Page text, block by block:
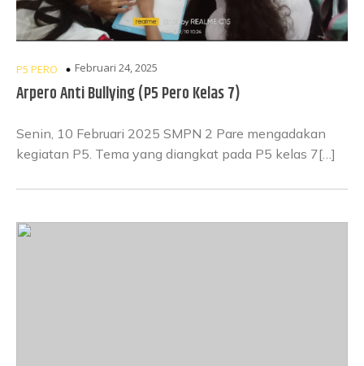
P5 PERO Februari 24, 2025
Arpero Anti Bullying (P5 Pero Kelas 7)
Senin, 10 Februari 2025 SMPN 2 Pare mengadakan
kegiatan P5. Tema yang diangkat pada P5 kelas 7[…]